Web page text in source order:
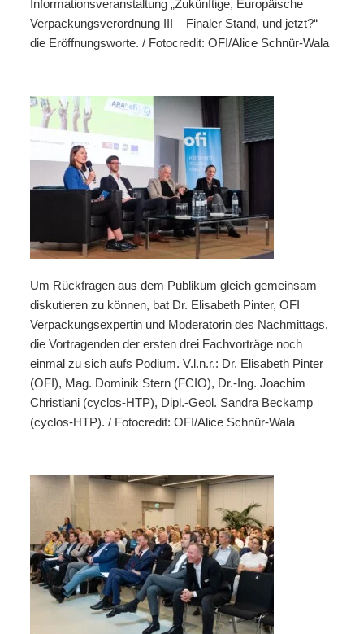
Informationsveranstaltung „Zukünftige, Europäische
Verpackungsverordnung III – Finaler Stand, und jetzt?“
die Eröffnungsworte. / Fotocredit: OFI/Alice Schnür-Wala
Um Rückfragen aus dem Publikum gleich gemeinsam
diskutieren zu können, bat Dr. Elisabeth Pinter, OFI
Verpackungsexpertin und Moderatorin des Nachmittags,
die Vortragenden der ersten drei Fachvorträge noch
einmal zu sich aufs Podium. V.l.n.r.: Dr. Elisabeth Pinter
(OFI), Mag. Dominik Stern (FCIO), Dr.-Ing. Joachim
Christiani (cyclos-HTP), Dipl.-Geol. Sandra Beckamp
(cyclos-HTP). / Fotocredit: OFI/Alice Schnür-Wala